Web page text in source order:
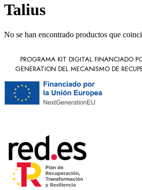
Talius
No se han encontrado productos que
PROGRAMA KIT DIGITAL FINANCIADO
GENERATION DEL MECANISMO DE